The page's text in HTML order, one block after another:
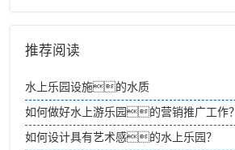
推荐阅读
水上乐园设施的水质
如何做好水上游乐园的营销推广工作？
如何设计具有艺术感的水上乐园？